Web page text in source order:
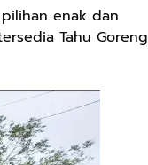
enak dan
Tahu Goreng